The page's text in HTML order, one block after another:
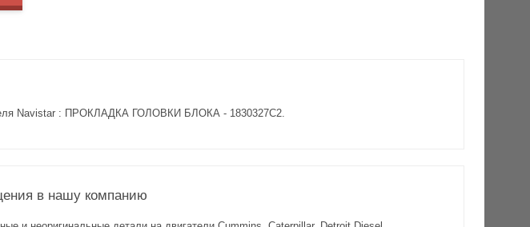
Navistar : ПРОКЛАДКА ГОЛОВКИ БЛОКА - 1830327C2.
в нашу компанию